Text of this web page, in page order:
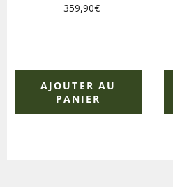
Prix
359,90€
AJOUTER AU
PANIER